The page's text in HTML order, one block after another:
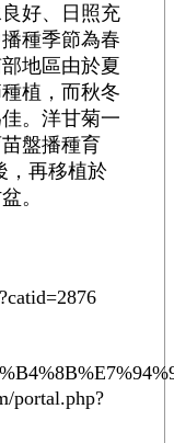
好、日照充
種季節為春
地區由於夏
植，而秋冬
。洋甘菊一
盤播種育
，再移植於
。
portal.php?